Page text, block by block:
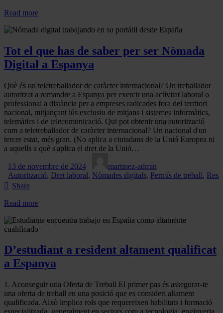
Read more
Tot el que has de saber per ser Nòmada
Digital a Espanya
Què és un teletreballador de caràcter internacional? Un treballador
autoritzat a romandre a Espanya per exercir una activitat laboral o
professional a distància per a empreses radicades fora del territori
nacional, mitjançant lús exclusiu de mitjans i sistemes informàtics,
telemàtics i de telecomunicació. Qui pot obtenir una autorització
com a teletreballador de caràcter internacional? Un nacional d'un
tercer estat, més gran. (No aplica a ciutadans de la Unió Europea ni
a aquells a què s'aplica el dret de la Unió…
13 de novembre de 2024
martinez-admin
Autorització, Dret laboral, Nòmades digitals, Permís de treball,
Share
Read more
D’estudiant a resident altament qualificat
a Espanya
1. Aconseguir una Oferta de Treball El primer pas és assegurar-te
una oferta de treball en una posició que es consideri altament
qualificada. Això implica rols que requereixen habilitats i formació